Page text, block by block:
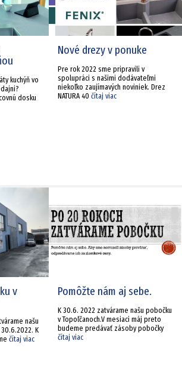
kuchýň vo
dosku
Nové drezy v ponuke
Pre rok 2022 sme pripravili v
spolupráci s našimi dodávateľmi
niekoľko zaujímavých noviniek. Drez
NATURA 40 čítaj viac
v
našu
K
čítaj viac
Pomôžte nám aj sebe.
K 30.6. 2022 zatvárame našu pobočku
v Topoľčanoch.V mesiaci máj preto
budeme predávať zásoby pobočky
čítaj viac